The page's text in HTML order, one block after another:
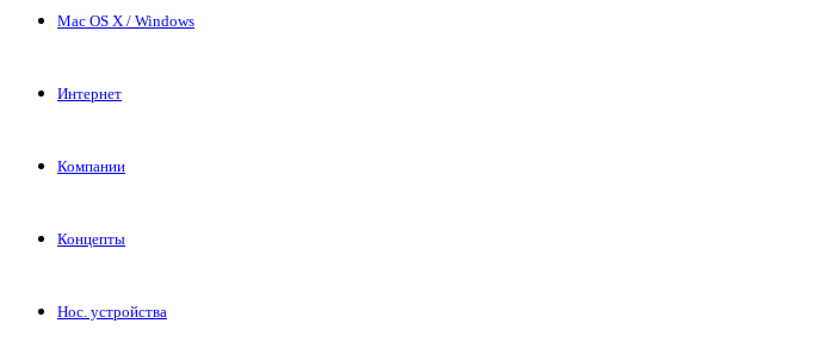
Mac OS X / Windows
Интернет
Компании
Концепты
Нос. устройства